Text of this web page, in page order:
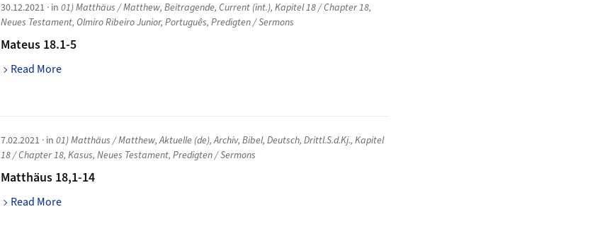
30.12.2021 · in01) Matthäus / Matthew,Beitragende,Current (int.),Kapitel 18 / Chapter 18,
Neues Testament, Olmiro Ribeiro Junior,Português,Predigten / Sermons
Mateus 18.1-5
Read More
7.02.2021 · in01) Matthäus / Matthew,Aktuelle (de),Archiv,Bibel,Deutsch,Drittl.S.d.Kj.,Kapitel
18 / Chapter 18,Kasus,Neues Testament,Predigten / Sermons
Matthäus 18,1-14
Read More